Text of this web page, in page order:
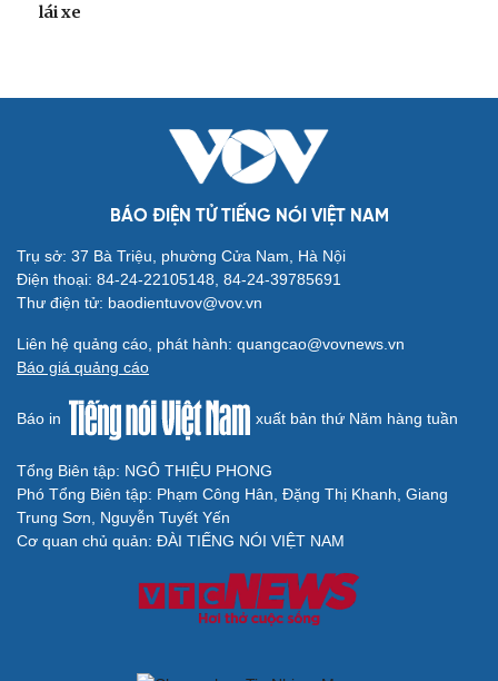
lái xe
BÁO ĐIỆN TỬ TIẾNG NÓI VIỆT NAM
Trụ sở: 37 Bà Triệu, phường Cửa Nam, Hà Nội
Điện thoại: 84-24-22105148, 84-24-39785691
Thư điện tử: baodientuvov@vov.vn
Liên hệ quảng cáo, phát hành: quangcao@vovnews.vn
Báo giá quảng cáo
Báo in xuất bản thứ Năm hàng tuần
Tổng Biên tập: NGÔ THIỆU PHONG
Phó Tổng Biên tập: Phạm Công Hân, Đặng Thị Khanh, Giang
Trung Sơn, Nguyễn Tuyết Yến
Cơ quan chủ quản: ĐÀI TIẾNG NÓI VIỆT NAM